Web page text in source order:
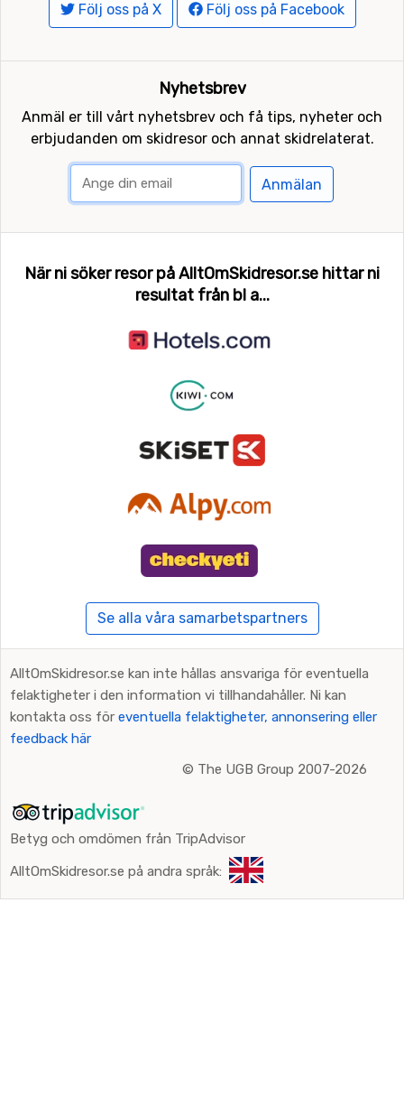
Följ oss på X Följ oss på Facebook
Nyhetsbrev
Anmäl er till vårt nyhetsbrev och få tips, nyheter och
erbjudanden om skidresor och annat skidrelaterat.
Anmälan
När ni söker resor på AlltOmSkidresor.se hittar ni
resultat från bl a...
Se alla våra samarbetspartners
AlltOmSkidresor.se kan inte hållas ansvariga för eventuella
felaktigheter i den information vi tillhandahåller. Ni kan
kontakta oss för eventuella felaktigheter, annonsering eller
feedback här
© The UGB Group 2007-2026
Betyg och omdömen från TripAdvisor
AlltOmSkidresor.se på andra språk: